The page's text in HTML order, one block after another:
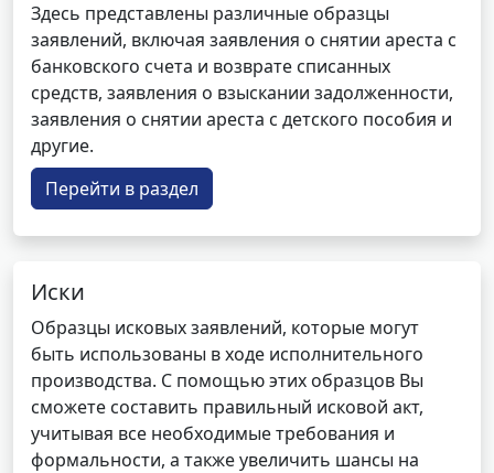
Здесь представлены различные образцы
заявлений, включая заявления о снятии ареста с
банковского счета и возврате списанных
средств, заявления о взыскании задолженности,
заявления о снятии ареста с детского пособия и
другие.
Перейти в раздел
Иски
Образцы исковых заявлений, которые могут
быть использованы в ходе исполнительного
производства. С помощью этих образцов Вы
сможете составить правильный исковой акт,
учитывая все необходимые требования и
формальности, а также увеличить шансы на